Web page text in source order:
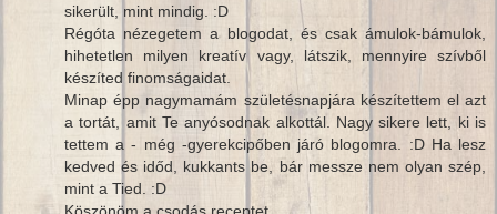
sikerült, mint mindig. :D
Régóta nézegetem a blogodat, és csak ámulok-bámulok,
hihetetlen milyen kreatív vagy, látszik, mennyire szívből
készíted finomságaidat.
Minap épp nagymamám születésnapjára készítettem el azt
a tortát, amit Te anyósodnak alkottál. Nagy sikere lett, ki is
tettem a - még -gyerekcipőben járó blogomra. :D Ha lesz
kedved és időd, kukkants be, bár messze nem olyan szép,
mint a Tied. :D
Köszönöm a csodás receptet.